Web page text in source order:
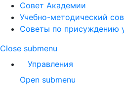
Совет Академии
Учебно-методический
Советы по присуждению
Close submenu
Управления
Open submenu